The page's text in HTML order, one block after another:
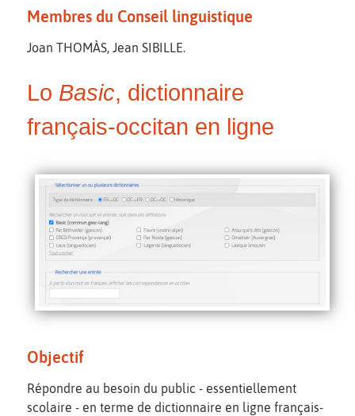
Membres du Conseil linguistique
Joan THOMÀS, Jean SIBILLE.
Lo Basic, dictionnaire
français-occitan en ligne
Objectif
Répondre au besoin du public - essentiellement
scolaire - en terme de dictionnaire en ligne français-